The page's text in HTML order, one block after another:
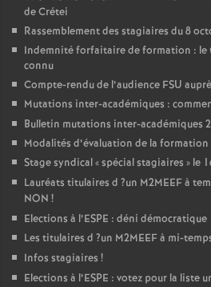
de Crétei
Rassemblement des stagiaires du 8
Indemnité forfaitaire de formation : le
connu
Compte-rendu de l’audience FSU
Mutations inter-académiques :
Bulletin mutations inter-académiques
Modalités d’évaluation de la formation
Stage syndical «spécial stagiaires » le
Lauréats titulaires d ?un M2MEEFà
NON !
Elections à l’ESPE : déni démocratique
Les titulaires d ?un M2MEEFà mi-
Infos stagiaires !
Elections à l’ESPE : votez pour la liste